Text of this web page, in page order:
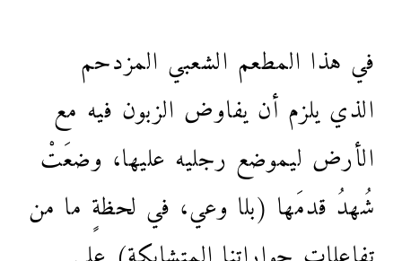
في هذا المطعم الشعبي المزدحم
الذي يلزم أن يفاوض الزبون فيه مع
الأرض ليموضع رجليه عليها، وضعَتْ
شُهدُ قدمَها (بلا وعي، في لحظةٍ ما من
تفاعلات حواراتنا المتشابكة) على